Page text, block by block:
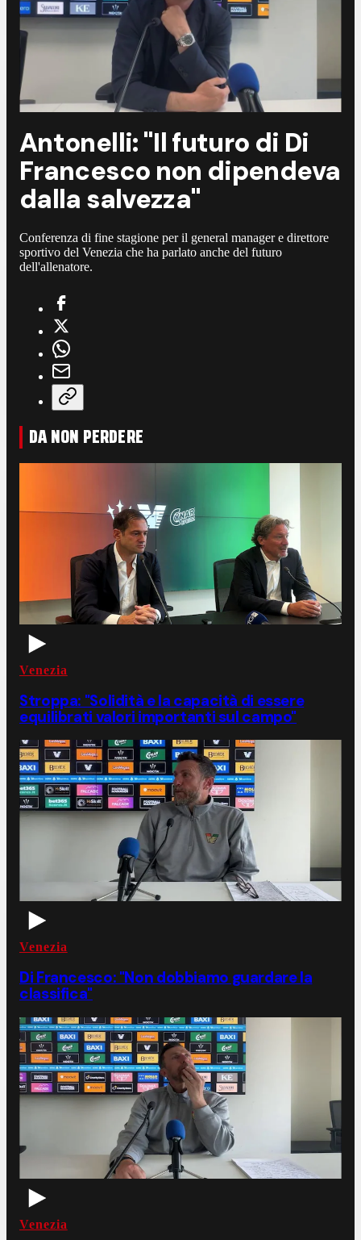
Antonelli: "Il futuro di Di
Francesco non dipendeva
dalla salvezza"
Conferenza di fine stagione per il general manager e direttore
sportivo del Venezia che ha parlato anche del futuro
dell'allenatore.
DA NON PERDERE
Venezia
Stroppa: "Solidità e la capacità di essere
equilibrati valori importanti sul campo"
Venezia
Di Francesco: "Non dobbiamo guardare la
classifica"
Venezia